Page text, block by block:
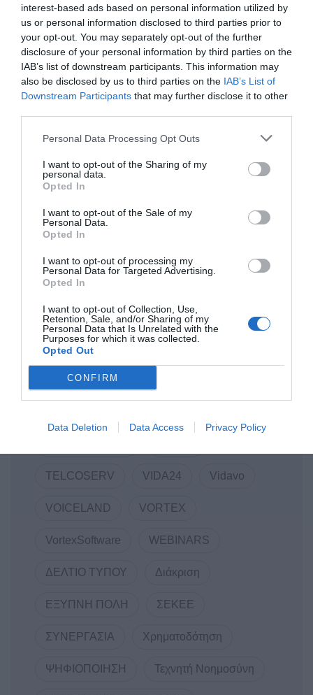
interest-based ads based on personal information utilized by
us or personal information disclosed to third parties prior to
your opt-out. You may separately opt-out of the further
disclosure of your personal information by third parties on the
IAB’s list of downstream participants. This information may
also be disclosed by us to third parties on the IAB’s List of
Downstream Participants that may further disclose it to other
Personal Data Processing Opt Outs
I want to opt-out of the Sharing of my
personal data.
Opted In
I want to opt-out of the Sale of my
Personal Data.
Opted In
I want to opt-out of processing my
Personal Data for Targeted Advertising.
Opted In
I want to opt-out of Collection, Use,
Retention, Sale, and/or Sharing of my
Personal Data that Is Unrelated with the
Purposes for which it was collected.
Opted Out
CONFIRM
Data Deletion Data Access Privacy Policy
Popular Tags
4yfn 5G ADAPTIT
AfterSalesPro Allweb Solutions S.A.
Code.Hub
Data Consulting DigitalSolidarityGR
Innovation
Linked Business Macromallis
Markatatos
NewCollaboration
TELCOSERV VIDA24 Vidavo
VOICELAND VORTEX
VortexSoftware WEBINARS
ΔΕΛΤΙΟ ΤΥΠΟΥ Διάκριση
ΕΞΥΠΝΗ ΠΟΛΗ ΣΕΚΕΕ
ΣΥΝΕΡΓΑΣΙΑ Χρηματοδότηση
ΨΗΦΙΟΠΟΙΗΣΗ Τεχνητή Νοημοσύνη